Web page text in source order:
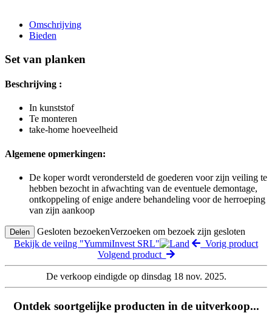
Omschrijving
Bieden
Set van planken
Beschrijving :
In kunststof
Te monteren
take-home hoeveelheid
Algemene opmerkingen:
De koper wordt verondersteld de goederen voor zijn veiling te
hebben bezocht in afwachting van de eventuele demontage,
ontkoppeling of enige andere behandeling voor de herroeping
van zijn aankoop
Delen Gesloten bezoekenVerzoeken om bezoek zijn gesloten
Bekijk de veilng "YummiInvest SRL"
Vorig product
Volgend product
De verkoop eindigde op dinsdag 18 nov. 2025.
Ontdek soortgelijke producten in de uitverkoop...